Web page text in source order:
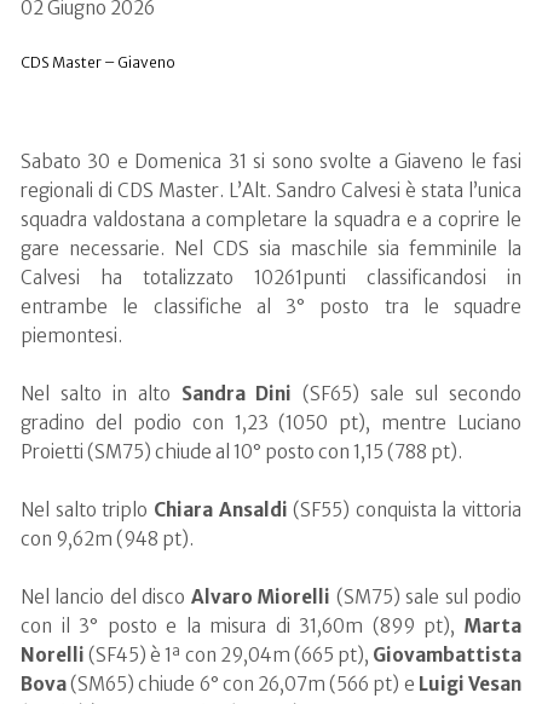
02 Giugno 2026
CDS Master – Giaveno
Sabato 30 e Domenica 31 si sono svolte a Giaveno le fasi
regionali di CDS Master. L’Alt. Sandro Calvesi è stata l’unica
squadra valdostana a completare la squadra e a coprire le
gare necessarie. Nel CDS sia maschile sia femminile la
Calvesi ha totalizzato 10261punti classificandosi in
entrambe le classifiche al 3° posto tra le squadre
piemontesi.
Nel salto in alto Sandra Dini (SF65) sale sul secondo
gradino del podio con 1,23 (1050 pt), mentre Luciano
Proietti (SM75) chiude al 10° posto con 1,15 (788 pt).
Nel salto triplo Chiara Ansaldi (SF55) conquista la vittoria
con 9,62m (948 pt).
Nel lancio del disco Alvaro Miorelli (SM75) sale sul podio
con il 3° posto e la misura di 31,60m (899 pt), Marta
Norelli (SF45) è 1ª con 29,04m (665 pt), Giovambattista
Bova(SM65) chiude 6° con 26,07m (566 pt) e Luigi Vesan